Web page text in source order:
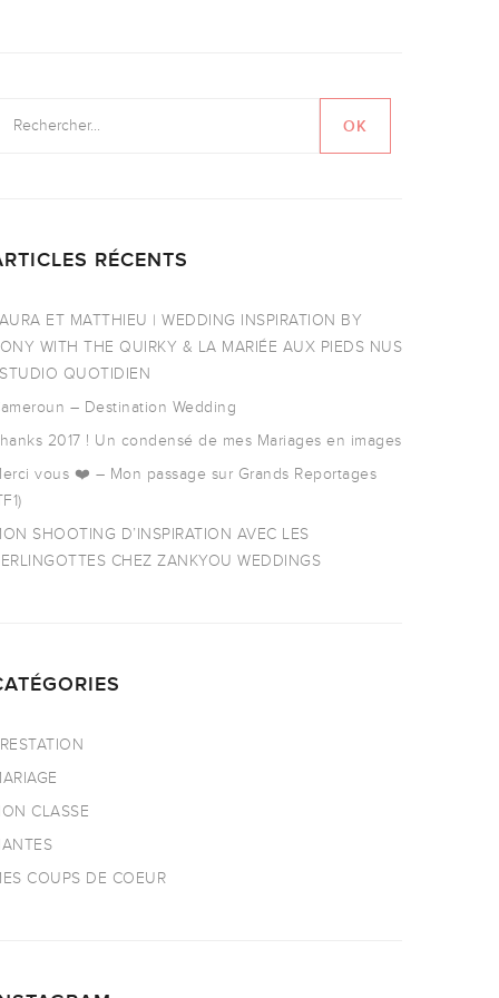
RÉCENTS
ET MATTHIEU | WEDDING INSPIRATION BY
WITH THE QUIRKY & LA MARIÉE AUX PIEDS NUS
QUOTIDIEN
– Destination Wedding
2017 ! Un condensé de mes Mariages en images
vous ❤️ – Mon passage sur Grands Reportages
SHOOTING D’INSPIRATION AVEC LES
CHEZ ZANKYOU WEDDINGS
CLASSE
COUPS DE COEUR